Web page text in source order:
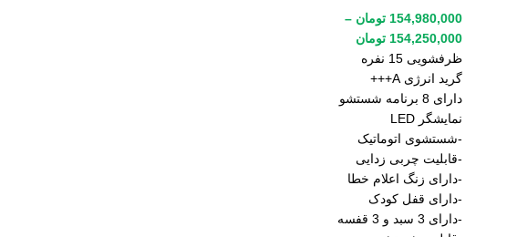
154,980,000 تومان –
154,250,000 تومان
ظرفشویی 15 نفره
گرید انرژی A+++
دارای 8 برنامه شستشو
نمایشگر LED
-شستشوی اتوماتیک
-قابلیت چربی زدایی
-دارای زنگ اعلام خطا
-دارای قفل کودک
-دارای 3 سبد و 3 قفسه